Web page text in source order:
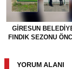
GİRESUN
FINDIK SEZONU
YORUM ALANI